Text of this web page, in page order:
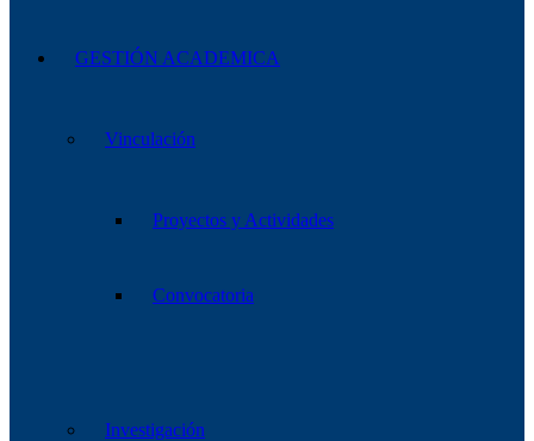
GESTIÓN ACADEMICA
Vinculación
Proyectos y Actividades
Convocatoria
Investigación